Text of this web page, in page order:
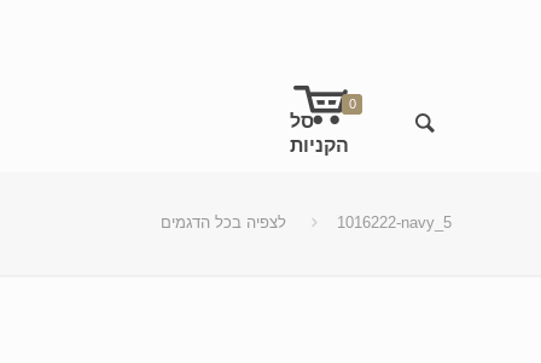
0
לצפיה בכל הדגמים 1016222-navy_5